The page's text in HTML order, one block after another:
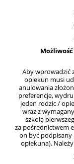
Aby wprowadzić
opiekun musi
anulowania
preferencje,
jeden rodzic /
wraz z
szkołą
za pośrednictwem
on być podpisany
opiekuna).